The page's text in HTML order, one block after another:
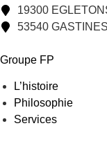
19300
53540
Groupe FP
L’histoire
Philosophie
Services